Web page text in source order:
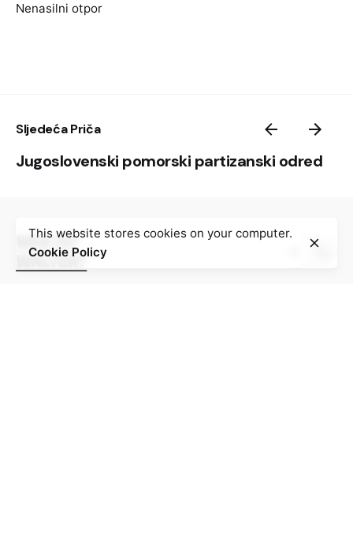
Nenasilni otpor
Sljedeća Priča
Jugoslovenski pomorski partizanski odred
This website stores cookies on your computer.
Cookie Policy